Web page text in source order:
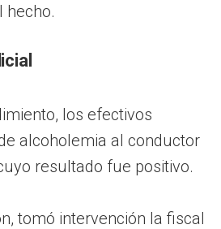
hecho.
los efectivos
alcoholemia al conductor
resultado fue positivo.
tomó intervención la fiscal